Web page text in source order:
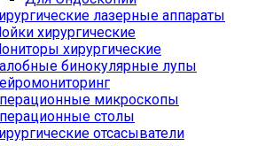
лазерные аппараты
хирургические
хирургические
бинокулярные лупы
микроскопы
столы
отсасыватели